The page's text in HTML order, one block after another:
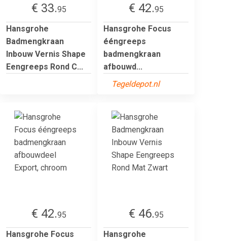
€ 33.95
Hansgrohe
Badmengkraan
Inbouw Vernis Shape
Eengreeps Rond C...
€ 42.95
Hansgrohe Focus
ééngreeps
badmengkraan
afbouwd...
Tegeldepot.nl
€ 42.95
Hansgrohe Focus
€ 46.95
Hansgrohe